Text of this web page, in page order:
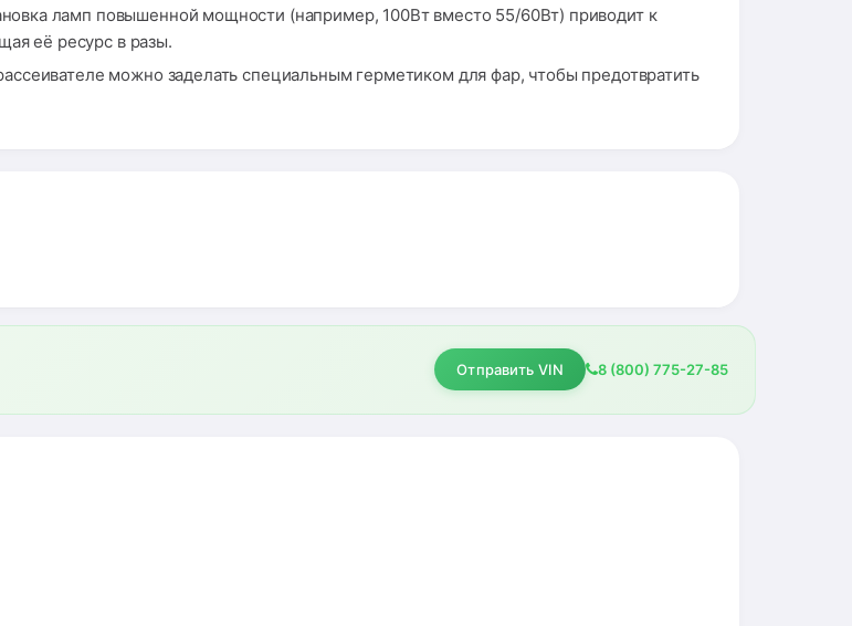
ламп повышенной мощности (например, 100Вт вместо 55/60Вт) приводит к
её ресурс в разы.
можно заделать специальным герметиком для фар, чтобы предотвратить
Отправить VIN 8 (800) 775-27-85